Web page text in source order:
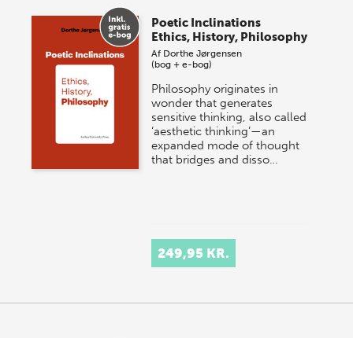
Poetic Inclinations
Ethics, History, Philosophy
Af Dorthe Jørgensen
(bog + e-bog)
Philosophy originates in
wonder that generates
sensitive thinking, also called
‘aesthetic thinking’—an
expanded mode of thought
that bridges and disso…
249,95 KR.